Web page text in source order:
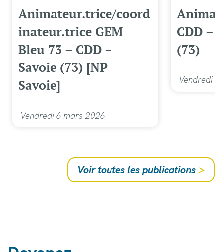
Animateur.trice/coord
inateur.trice GEM
Bleu 73 – CDD –
Savoie (73) [NP
Savoie]
Vendredi 6 mars 2026
CDD –
(73)
Vendredi
Voir toutes les publications >